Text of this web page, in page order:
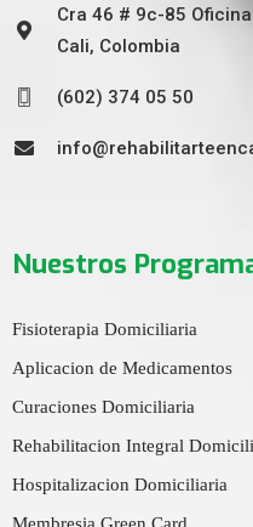
Cra 46 # 9c-85
Cali, Colombia
(602) 374 05 50
Nuestros
Fisioterapia Domiciliaria
Aplicacion de Medicamentos
Curaciones Domiciliaria
Rehabilitacion Integral
Hospitalizacion Domiciliaria